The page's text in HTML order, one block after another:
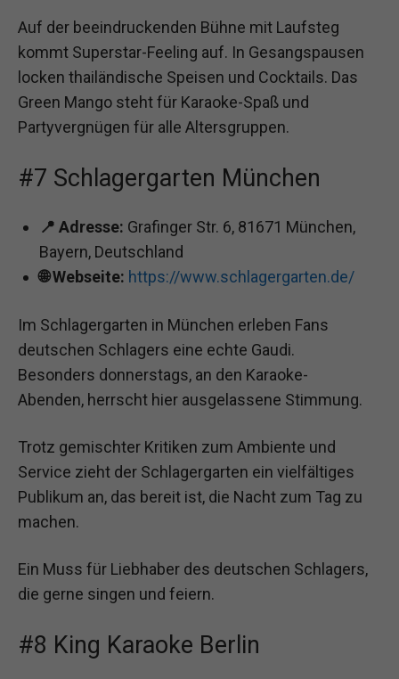
Auf der beeindruckenden Bühne mit Laufsteg
kommt Superstar-Feeling auf. In Gesangspausen
locken thailändische Speisen und Cocktails. Das
Green Mango steht für Karaoke-Spaß und
Partyvergnügen für alle Altersgruppen.
#7 Schlagergarten München
📍 Adresse: Grafinger Str. 6, 81671 München,
Bayern, Deutschland
🌐 Webseite: https://www.schlagergarten.de/
Im Schlagergarten in München erleben Fans
deutschen Schlagers eine echte Gaudi.
Besonders donnerstags, an den Karaoke-
Abenden, herrscht hier ausgelassene Stimmung.
Trotz gemischter Kritiken zum Ambiente und
Service zieht der Schlagergarten ein vielfältiges
Publikum an, das bereit ist, die Nacht zum Tag zu
machen.
Ein Muss für Liebhaber des deutschen Schlagers,
die gerne singen und feiern.
#8 King Karaoke Berlin